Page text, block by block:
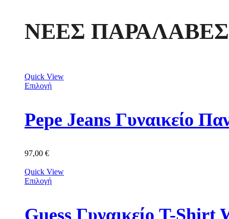
ΝΕΕΣ ΠΑΡΑΛΑΒΕΣ
Quick View
Επιλογή
Pepe Jeans Γυναικείο
97,00 €
Quick View
Επιλογή